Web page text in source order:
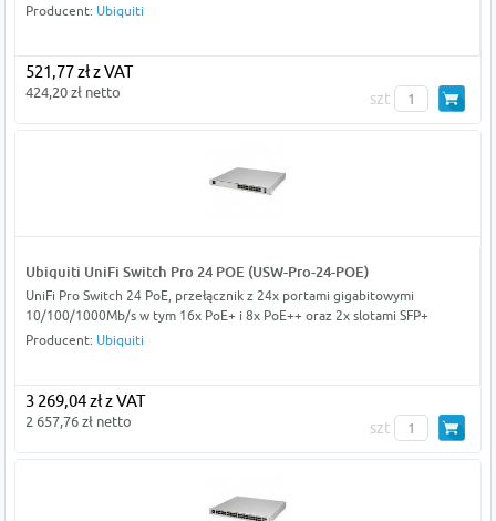
Producent: Ubiquiti
521,77 zł z VAT
424,20 zł netto szt
Ubiquiti UniFi Switch Pro 24 POE (USW-Pro-24-POE)
UniFi Pro Switch 24 PoE, przełącznik z 24x portami gigabitowymi
10/100/1000Mb/s w tym 16x PoE+ i 8x PoE++ oraz 2x slotami SFP+
Producent: Ubiquiti
3 269,04 zł z VAT
2 657,76 zł netto szt